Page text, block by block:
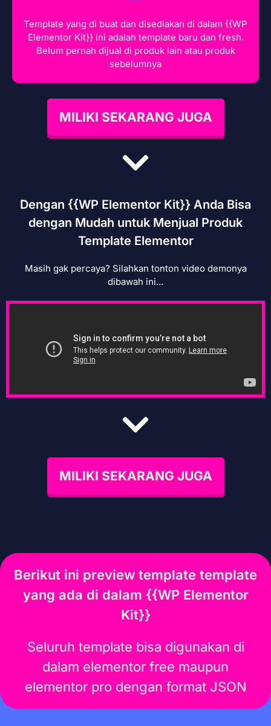
Template yang di buat dan disediakan di dalam {{WP
Elementor Kit}} ini adalah template baru dan fresh.
Belum pernah dijual di produk lain atau produk
sebelumnya
MILIKI SEKARANG JUGA
Dengan {{WP Elementor Kit}} Anda Bisa
dengan Mudah untuk Menjual Produk
Template Elementor
Masih gak percaya? Silahkan tonton video demonya
dibawah ini...
MILIKI SEKARANG JUGA
Berikut ini preview template template
yang ada di dalam {{WP Elementor
Kit}}
Seluruh template bisa digunakan di
dalam elementor free maupun
elementor pro dengan format JSON